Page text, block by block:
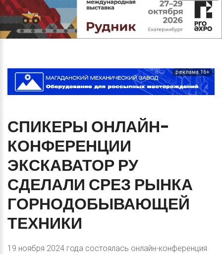
реклама 16+
СПИКЕРЫ ОНЛАЙН-
КОНФЕРЕНЦИИ
ЭКСКАВАТОР РУ
СДЕЛАЛИ СРЕЗ РЫНКА
ГОРНОДОБЫВАЮЩЕЙ
ТЕХНИКИ
19 ноября 2024 года состоялась онлайн-конференция